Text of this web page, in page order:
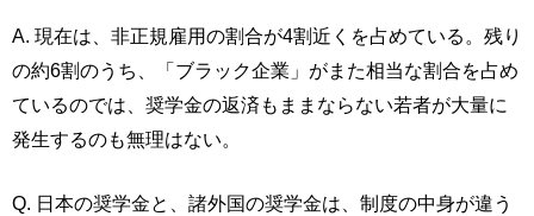
A. 現在は、非正規雇用の割合が4割近くを占めている。残り
の約6割のうち、「ブラック企業」がまた相当な割合を占め
ているのでは、奨学金の返済もままならない若者が大量に
発生するのも無理はない。
Q. 日本の奨学金と、諸外国の奨学金は、制度の中身が違う